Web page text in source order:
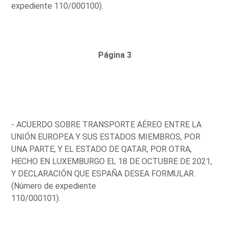
expediente 110/000100).
Página 3
- ACUERDO SOBRE TRANSPORTE AÉREO ENTRE LA
UNIÓN EUROPEA Y SUS ESTADOS MIEMBROS, POR
UNA PARTE, Y EL ESTADO DE QATAR, POR OTRA,
HECHO EN LUXEMBURGO EL 18 DE OCTUBRE DE 2021,
Y DECLARACIÓN QUE ESPAÑA DESEA FORMULAR.
(Número de expediente
110/000101).